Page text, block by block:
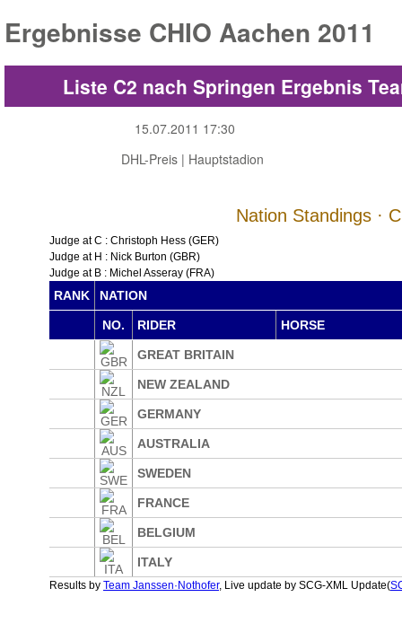
Ergebnisse CHIO Aachen 2011
Liste C2 nach Springen Ergebnis
15.07.2011 17:30
DHL-Preis | Hauptstadion